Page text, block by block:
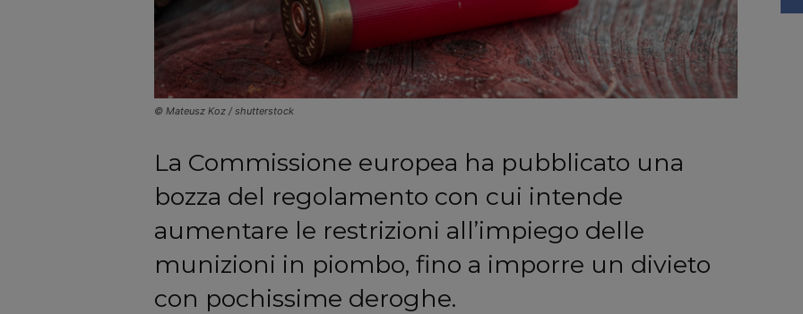
© Mateusz Koz / shutterstock
La Commissione europea ha pubblicato una
bozza del regolamento con cui intende
aumentare le restrizioni all’impiego delle
munizioni in piombo, fino a imporre un divieto
con pochissime deroghe.